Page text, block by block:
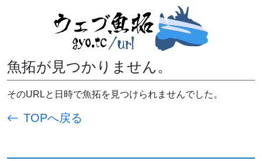
魚拓が見つかりません。
そのURLと日時で魚拓を見つけられませんでした。
TOPへ戻る